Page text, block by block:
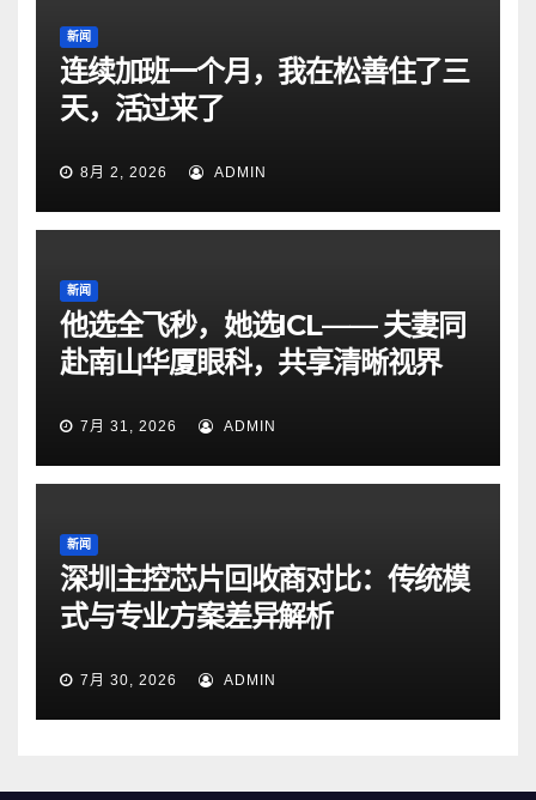
新闻
连续加班一个月，我在松善住了三
天，活过来了
8月 2, 2026 ADMIN
新闻
他选全飞秒，她选ICL—— 夫妻同
赴南山华厦眼科，共享清晰视界
7月 31, 2026 ADMIN
新闻
深圳主控芯片回收商对比：传统模
式与专业方案差异解析
7月 30, 2026 ADMIN